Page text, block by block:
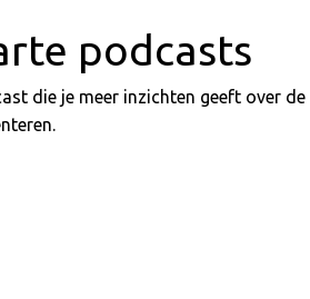
podcasts
die je meer inzichten geeft over de